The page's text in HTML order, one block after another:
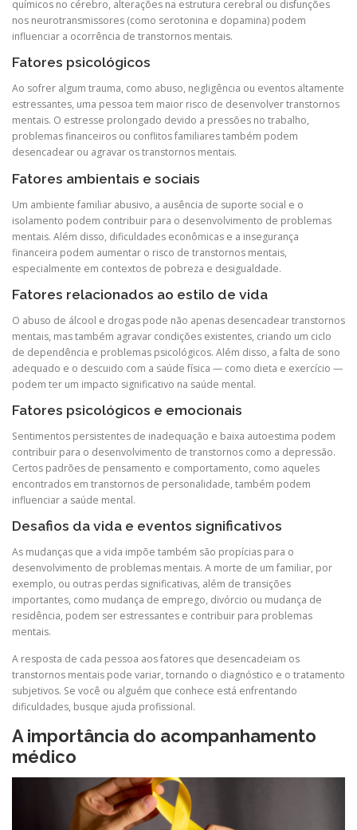
químicos no cérebro, alterações na estrutura cerebral ou disfunções
nos neurotransmissores (como serotonina e dopamina) podem
influenciar a ocorrência de transtornos mentais.
Fatores psicológicos
Ao sofrer algum trauma, como abuso, negligência ou eventos altamente
estressantes, uma pessoa tem maior risco de desenvolver transtornos
mentais. O estresse prolongado devido a pressões no trabalho,
problemas financeiros ou conflitos familiares também podem
desencadear ou agravar os transtornos mentais.
Fatores ambientais e sociais
Um ambiente familiar abusivo, a ausência de suporte social e o
isolamento podem contribuir para o desenvolvimento de problemas
mentais. Além disso, dificuldades econômicas e a insegurança
financeira podem aumentar o risco de transtornos mentais,
especialmente em contextos de pobreza e desigualdade.
Fatores relacionados ao estilo de vida
O abuso de álcool e drogas pode não apenas desencadear transtornos
mentais, mas também agravar condições existentes, criando um ciclo
de dependência e problemas psicológicos. Além disso, a falta de sono
adequado e o descuido com a saúde física — como dieta e exercício —
podem ter um impacto significativo na saúde mental.
Fatores psicológicos e emocionais
Sentimentos persistentes de inadequação e baixa autoestima podem
contribuir para o desenvolvimento de transtornos como a depressão.
Certos padrões de pensamento e comportamento, como aqueles
encontrados em transtornos de personalidade, também podem
influenciar a saúde mental.
Desafios da vida e eventos significativos
As mudanças que a vida impõe também são propícias para o
desenvolvimento de problemas mentais. A morte de um familiar, por
exemplo, ou outras perdas significativas, além de transições
importantes, como mudança de emprego, divórcio ou mudança de
residência, podem ser estressantes e contribuir para problemas
mentais.
A resposta de cada pessoa aos fatores que desencadeiam os
transtornos mentais pode variar, tornando o diagnóstico e o tratamento
subjetivos. Se você ou alguém que conhece está enfrentando
dificuldades, busque ajuda profissional.
A importância do acompanhamento
médico